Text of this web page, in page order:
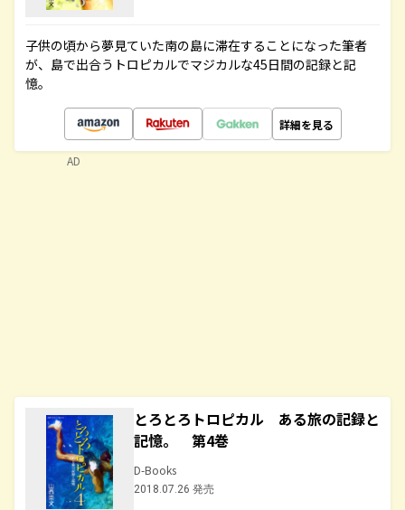
子供の頃から夢見ていた南の島に滞在することになった筆者
が、島で出合うトロピカルでマジカルな45日間の記録と記
憶。
詳細を見る
とろとろトロピカル ある旅の記録と
記憶。 第4巻
D-Books
2018.07.26 発売
AD